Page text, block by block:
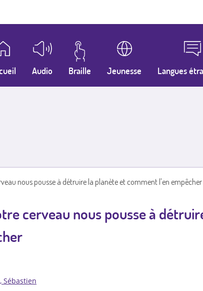
Audio Braille Jeunesse Langues
nous pousse à détruire la planète et comment l'en empêcher
cerveau nous pousse à
Sébastien